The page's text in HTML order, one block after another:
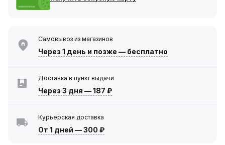
Самовывоз из магазинов
Через 1 день и позже — бесплатно
Доставка в пункт выдачи
Через 3 дня —187 ₽
Курьерская доставка
От 1 дней —300 ₽